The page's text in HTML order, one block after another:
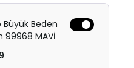
Büyük Beden
99968 MAVİ